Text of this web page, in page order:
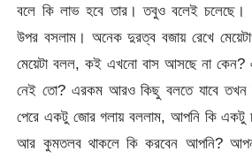
বলে কি লাভ হবে তার। তবুও বলেই চলেছে।
উপর বসলাম। অনেক দুরত্ব বজায় রেখে
মেয়েটা বলল, কই এখনো বাস আসছে না
নেই তো? এরকম আরও কিছু বলতে যাবে তখন
পেরে একটু জোর গলায় বললাম, আপনি কি একটু
আর কুমতলব থাকলে কি করবেন আপনি? আপনার